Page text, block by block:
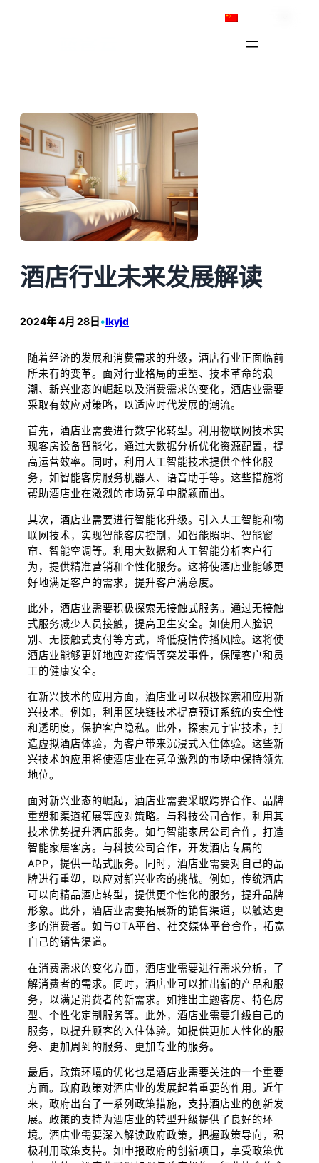
酒店行业未来发展解读
2024年 4月 28日 •lkyjd
随着经济的发展和消费需求的升级，酒店行业正面临前
所未有的变革。面对行业格局的重塑、技术革命的浪
潮、新兴业态的崛起以及消费需求的变化，酒店业需要
采取有效应对策略，以适应时代发展的潮流。
首先，酒店业需要进行数字化转型。利用物联网技术实
现客房设备智能化，通过大数据分析优化资源配置，提
高运营效率。同时，利用人工智能技术提供个性化服
务，如智能客房服务机器人、语音助手等。这些措施将
帮助酒店业在激烈的市场竞争中脱颖而出。
其次，酒店业需要进行智能化升级。引入人工智能和物
联网技术，实现智能客房控制，如智能照明、智能窗
帘、智能空调等。利用大数据和人工智能分析客户行
为，提供精准营销和个性化服务。这将使酒店业能够更
好地满足客户的需求，提升客户满意度。
此外，酒店业需要积极探索无接触式服务。通过无接触
式服务减少人员接触，提高卫生安全。如使用人脸识
别、无接触式支付等方式，降低疫情传播风险。这将使
酒店业能够更好地应对疫情等突发事件，保障客户和员
工的健康安全。
在新兴技术的应用方面，酒店业可以积极探索和应用新
兴技术。例如，利用区块链技术提高预订系统的安全性
和透明度，保护客户隐私。此外，探索元宇宙技术，打
造虚拟酒店体验，为客户带来沉浸式入住体验。这些新
兴技术的应用将使酒店业在竞争激烈的市场中保持领先
地位。
面对新兴业态的崛起，酒店业需要采取跨界合作、品牌
重塑和渠道拓展等应对策略。与科技公司合作，利用其
技术优势提升酒店服务。如与智能家居公司合作，打造
智能家居客房。与科技公司合作，开发酒店专属的
APP，提供一站式服务。同时，酒店业需要对自己的品
牌进行重塑，以应对新兴业态的挑战。例如，传统酒店
可以向精品酒店转型，提供更个性化的服务，提升品牌
形象。此外，酒店业需要拓展新的销售渠道，以触达更
多的消费者。如与OTA平台、社交媒体平台合作，拓宽
自己的销售渠道。
在消费需求的变化方面，酒店业需要进行需求分析，了
解消费者的需求。同时，酒店业可以推出新的产品和服
务，以满足消费者的新需求。如推出主题客房、特色房
型、个性化定制服务等。此外，酒店业需要升级自己的
服务，以提升顾客的入住体验。如提供更加人性化的服
务、更加周到的服务、更加专业的服务。
最后，政策环境的优化也是酒店业需要关注的一个重要
方面。政府政策对酒店业的发展起着重要的作用。近年
来，政府出台了一系列政策措施，支持酒店业的创新发
展。政策的支持为酒店业的转型升级提供了良好的环
境。酒店业需要深入解读政府政策，把握政策导向，积
极利用政策支持。如申报政府的创新项目，享受政策优